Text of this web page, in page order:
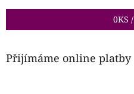
0KS /
Přijímáme online platby